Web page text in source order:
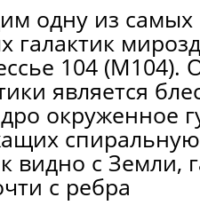
одну из самых
галактик
104 (M104).
является
​​окруженное
спиральную
видно с Земли,
с ребра